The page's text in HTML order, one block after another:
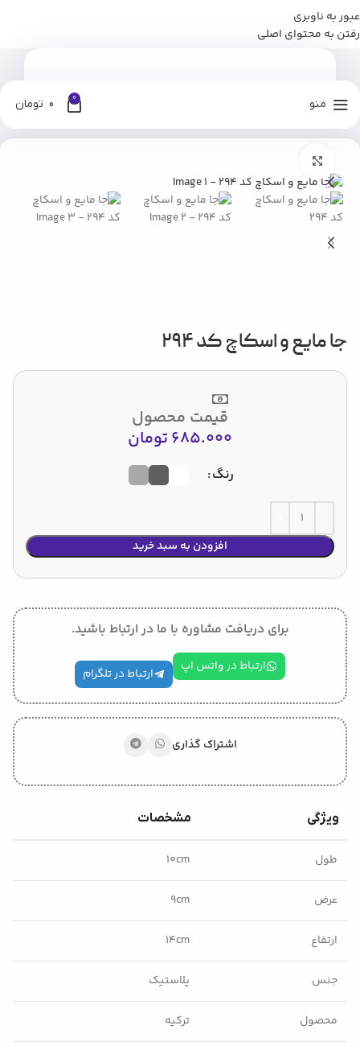
عبور به ناوبری
رفتن به محتوای اصلی
منو 0
0 تومان
جا مایع و اسکاچ کد ۲۹۴
قیمت محصول
685.000تومان
رنگ
افزودن به سبد خرید
برای دریافت مشاوره با ما در ارتباط باشید.
ارتباط در واتس اپ ارتباط در تلگرام
اشتراک گذاری
ویژگی مشخصات
طول ۱۰cm
عرض ۹cm
ارتفاع ۱۴cm
جنس پلاستیک
محصول ترکیه
برای وارد شدن به کانال بله نومان کلیک کنید